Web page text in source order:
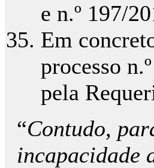
e n.º 197/
Em
processo
pela
“Contudo,
incapacidade